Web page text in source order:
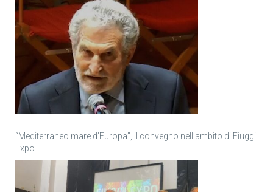
“Mediterraneo mare d’Europa”, il convegno nell’ambito di Fiuggi
Expo